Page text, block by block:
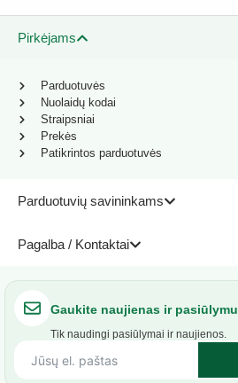
Pirkėjams
Parduotuvių savininkams
Pagalba / Kontaktai
Parduotuvės
Nuolaidų kodai
Straipsniai
Prekės
Patikrintos parduotuvės
Gaukite naujienas ir
Tik naudingi pasiūlymai ir naujienos.